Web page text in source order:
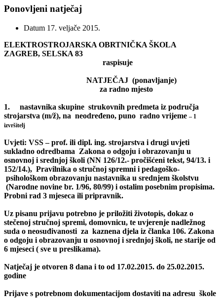
Ponovljeni natječaj
Datum 17. veljače 2015.
ELEKTROSTROJARSKA OBRTNIČKA ŠKOLA
ZAGREB, SELSKA 83
raspisuje
NATJEČAJ (ponavljanje)
za radno mjesto
1.
nastavnika skupine strukovnih predmeta iz područja
strojarstva (m/ž), na neodređeno, puno radno vrijeme – 1
izvršitelj
Uvjeti: VSS – prof. ili dipl. ing. strojarstva i drugi uvjeti
sukladno odredbama Zakona o odgoju i obrazovanju u
osnovnoj i srednjoj školi (NN 126/12.- pročišćeni tekst, 94/13. i
152/14.), Pravilnika o stručnoj spremni i pedagoško-
psihološkom obrazovanju nastavnika u srednjem školstvu
(Narodne novine br. 1/96, 80/99) i ostalim posebnim propisima.
Probni rad 3 mjeseca ili pripravnik.
Uz pisanu prijavu potrebno je priložiti životopis, dokaz o
stečenoj stručnoj spremi, domovnicu, te uvjerenje nadležnog
suda o neosuđivanosti za kaznena djela iz članka 106. Zakona
o odgoju i obrazovanju u osnovnoj i srednjoj školi, ne starije od
6 mjeseci ( sve u preslikama).
Natječaj je otvoren 8 dana i to od 17.02.2015. do 25.02.2015.
godine
Prijave s potrebnom dokumentacijom dostaviti na adresu škole